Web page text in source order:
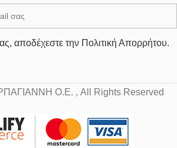
αποδέχεστε την Πολιτική Απορρήτου.
Ο.Ε. , All Rights Reserved